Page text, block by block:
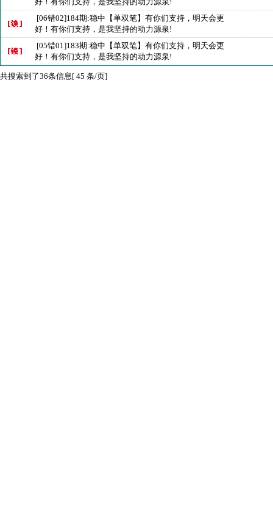
[06错02]184期:稳中【单双笔】有你们支持，明天会更
好！有你们支持，是我坚持的动力源泉!
[05错01]183期:稳中【单双笔】有你们支持，明天会更
好！有你们支持，是我坚持的动力源泉!
共搜索到了36条信息[ 45 条/页]